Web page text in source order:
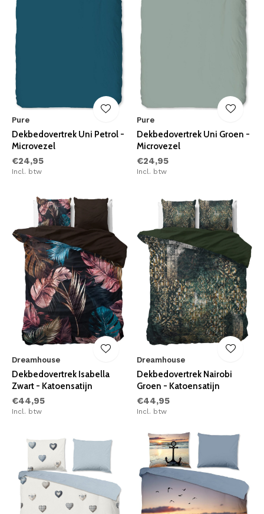
Pure
Dekbedovertrek Uni Petrol -
Microvezel
€24,95
Incl. btw
Pure
Dekbedovertrek Uni Groen -
Microvezel
€24,95
Incl. btw
Dreamhouse
Dekbedovertrek Isabella
Zwart - Katoensatijn
€44,95
Incl. btw
Dreamhouse
Dekbedovertrek Nairobi
Groen - Katoensatijn
€44,95
Incl. btw